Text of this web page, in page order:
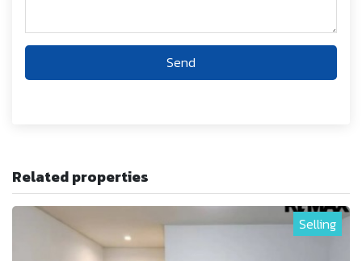
Send
Related properties
Selling